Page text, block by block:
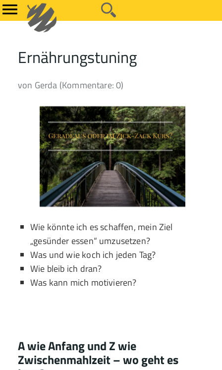
Ernährungstuning
von Gerda (Kommentare: 0)
Wie könnte ich es schaffen, mein Ziel
„gesünder essen“ umzusetzen?
Was und wie koch ich jeden Tag?
Wie bleib ich dran?
Was kann mich motivieren?
A wie Anfang und Z wie
Zwischenmahlzeit – wo geht es